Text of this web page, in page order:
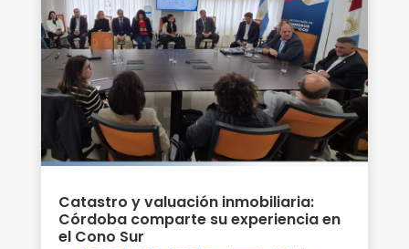
Catastro y valuación inmobiliaria:
Córdoba comparte su experiencia en
el Cono Sur